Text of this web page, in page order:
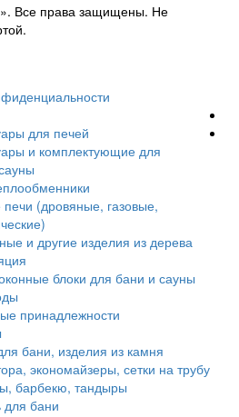
Все права защищены. Не
для печей
и комплектующие для
(дровяные, газовые,
и другие изделия из дерева
блоки для бани и сауны
принадлежности
бани, изделия из камня
экономайзеры, сетки на трубу
барбекю, тандыры
бани